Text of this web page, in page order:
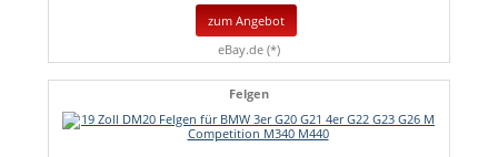
zum Angebot
eBay.de (*)
Felgen